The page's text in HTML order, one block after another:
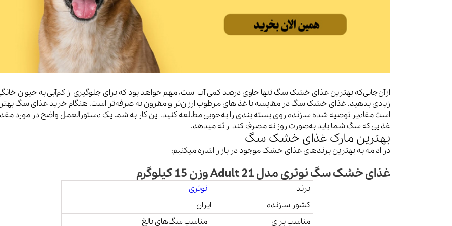
ازآن‌جایی‌که بهترین غذای خشک سگ تنها حاوی درصد کمی آب است، مهم خواهد بود که برای جلوگیری از کم‌آبی به حیوان
زیادی بدهید. غذای خشک سگ در مقایسه با غذاهای مرطوب ارزان‌تر و مقرون به صرفه‌تر است. هنگام خرید غذای سگ بهتر
است مقادیر توصیه شده سازنده روی بسته بندی را به‌خوبی مطالعه کنید. این کار به شما یک دستورالعمل واضح در مورد
غذایی که سگ شما باید به‌صورت روزانه مصرف کند ارائه میدهد.
بهترین مارک غذای خشک سگ
در ادامه به بهترین برندهای غذای خشک موجود در بازار اشاره میکنیم:
غذای خشک سگ نوتری مدل Adult 21 وزن 15 کیلوگرم
برند
نوتری
کشور سازنده
ایران
مناسب برای
مناسب سگ‌های بالغ